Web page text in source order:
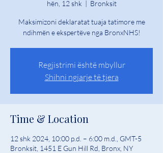
hën, 12 shk
  |
Bronksit
Maksimizoni deklaratat tuaja tatimore me
ndihmën e ekspertëve nga BronxNHS!
Regjistrimi është mbyllur
Shihni ngjarje të tjera
Time & Location
12 shk 2024, 10:00 p.d. – 6:00 m.d., GMT-5
Bronksit, 1451 E Gun Hill Rd, Bronx, NY